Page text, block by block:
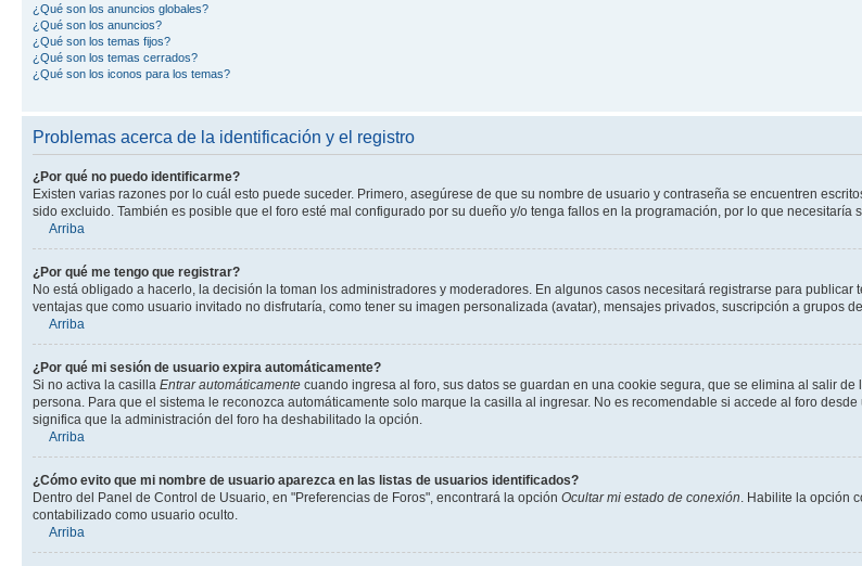
¿Qué son los anuncios globales?
¿Qué son los anuncios?
¿Qué son los temas fijos?
¿Qué son los temas cerrados?
¿Qué son los iconos para los temas?
Problemas acerca de la identificación y el registro
¿Por qué no puedo identificarme?
Existen varias razones por lo cuál esto puede suceder. Primero, asegúrese de que su nombre de usuario y contraseña se encuentren
sido excluido. También es posible que el foro esté mal configurado por su dueño y/o tenga fallos en la programación, por lo que necesitaría
Arriba
¿Por qué me tengo que registrar?
No está obligado a hacerlo, la decisión la toman los administradores y moderadores. En algunos casos necesitará registrarse para
ventajas que como usuario invitado no disfrutaría, como tener su imagen personalizada (avatar), mensajes privados, suscripción a grupos
Arriba
¿Por qué mi sesión de usuario expira automáticamente?
Si no activa la casilla Entrar automáticamente cuando ingresa al foro, sus datos se guardan en una cookie segura, que se elimina al salir
persona. Para que el sistema le reconozca automáticamente solo marque la casilla al ingresar. No es recomendable si accede al foro
significa que la administración del foro ha deshabilitado la opción.
Arriba
¿Cómo evito que mi nombre de usuario aparezca en las listas de usuarios identificados?
Dentro del Panel de Control de Usuario, en "Preferencias de Foros", encontrará la opción Ocultar mi estado de conexión . Habilite la opción
contabilizado como usuario oculto.
Arriba